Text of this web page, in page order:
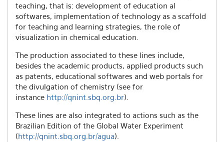
teaching, that is: development of education al
softwares, implementation of technology as a scaffold
for teaching and learning strategies, the role of
visualization in chemical education.
The production associated to these lines include,
besides the academic products, applied products such
as patents, educational softwares and web portals for
the divulgation of chemistry (see for
instance http://qnint.sbq.org.br).
These lines are also integrated to actions such as the
Brazilian Edition of the Global Water Experiment
(http://qnint.sbq.org.br/agua).